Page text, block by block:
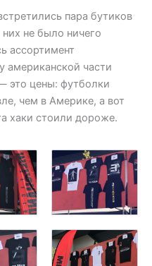
пара бутиков
не было ничего
ассортимент
американской части
это цены: футболки
чем в Америке, а вот
хаки стоили дороже.